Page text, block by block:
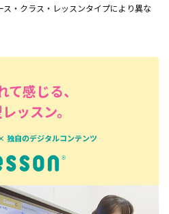
・クラス・レッスンタイプにより異な
て感じる、
ッスン。
独自のデジタルコンテンツ